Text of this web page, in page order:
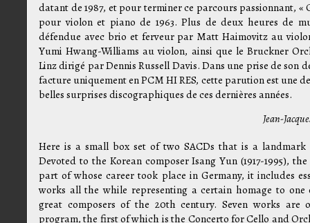
datant de 1987, et pour terminer ce parcours passionnant, «
pour violon et piano de 1963. Plus de deux heures de
défendue avec brio et ferveur par Matt Haimovitz au
Yumi Hwang-Williams au violon, ainsi que le Bruckner
Linz dirigé par Dennis Russell Davis. Dans une prise de son
facture uniquement en PCM HI RES, cette parution est une
belles surprises discographiques de ces dernières années.
Jean-
Here is a small box set of two SACDs that is a landmark
Devoted to the Korean composer Isang Yun (1917-1995),
part of whose career took place in Germany, it includes
works all the while representing a certain homage to one
great composers of the 20th century. Seven works are
program, the first of which is the Concerto for Cello and